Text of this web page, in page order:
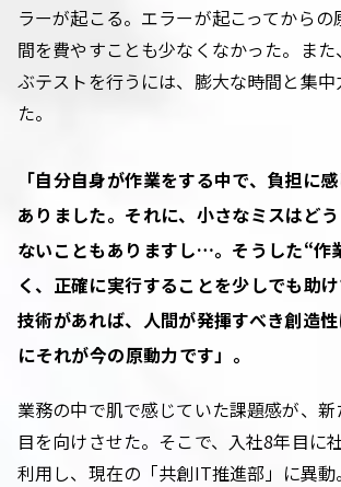
ラーが起こる。エラーが起こってから
間を費やすことも少なくなかった。ま
ぶテストを行うには、膨大な時間と集
た。
「自分自身が作業をする中で、負担に
ありました。それに、小さなミスはど
ないこともありますし…。そうした“作
く、正確に実行することを少しでも助
技術があれば、人間が発揮すべき創造
に――それが今の原動力です」。
業務の中で肌で感じていた課題感が、
目を向けさせた。そこで、入社8年目に
利用し、現在の「共創IT推進部」に異動